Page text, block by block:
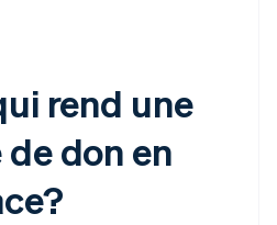
rend une
don en